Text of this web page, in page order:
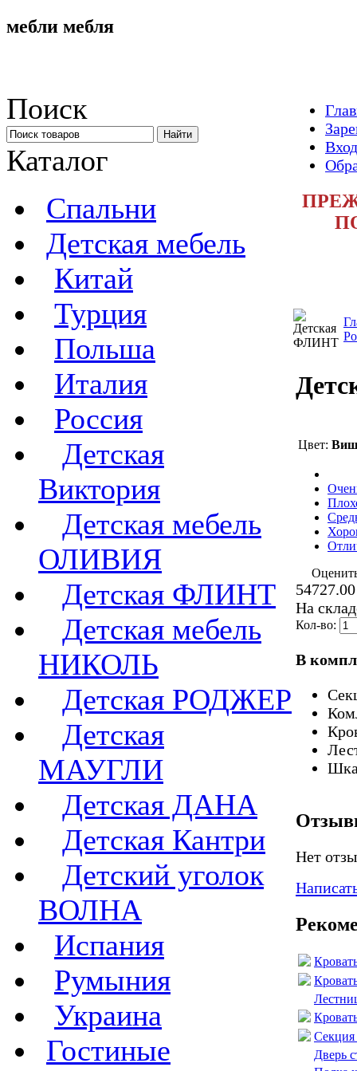
мебли мебля
Поиск
Каталог
Спальни
Детская мебель
Китай
Турция
Польша
Италия
Россия
Детская
Виктория
Детская мебель
ОЛИВИЯ
Детская ФЛИНТ
Детская мебель
НИКОЛЬ
Детская РОДЖЕР
Детская
МАУГЛИ
Детская ДАНА
Детская Кантри
Детский уголок
ВОЛНА
Испания
Румыния
Украина
Гостиные
Цвет:
На
Кол-во:
В
Нет
Секция
Дверь